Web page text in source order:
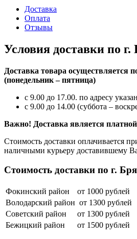
Доставка
Оплата
Отзывы
Условия доставки по г.
Доставка товара осуществляется
(понедельник – пятница)
с 9.00 до 17.00. по адресу
с 9.00 до 14.00 (суббота –
Важно! Доставка является платной
Стоимость доставки оплачивается
наличными курьеру доставившему
Стоимость доставки по г.
Фокинский район
от 1000 рублей
Володарский район от 1300 рублей
Советский район
от 1300 рублей
Бежицкий район
от 1500 рублей